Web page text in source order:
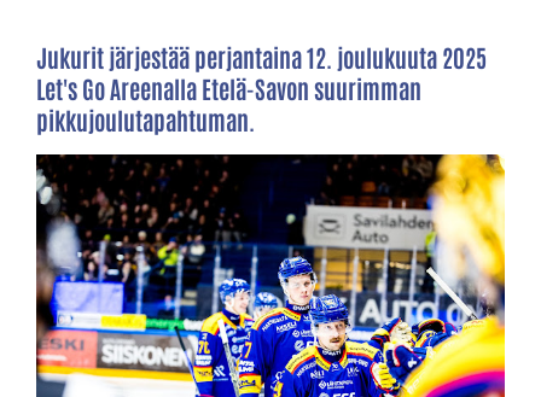
Jukurit järjestää perjantaina 12. joulukuuta 2025
Let's Go Areenalla Etelä-Savon suurimman
pikkujoulutapahtuman.